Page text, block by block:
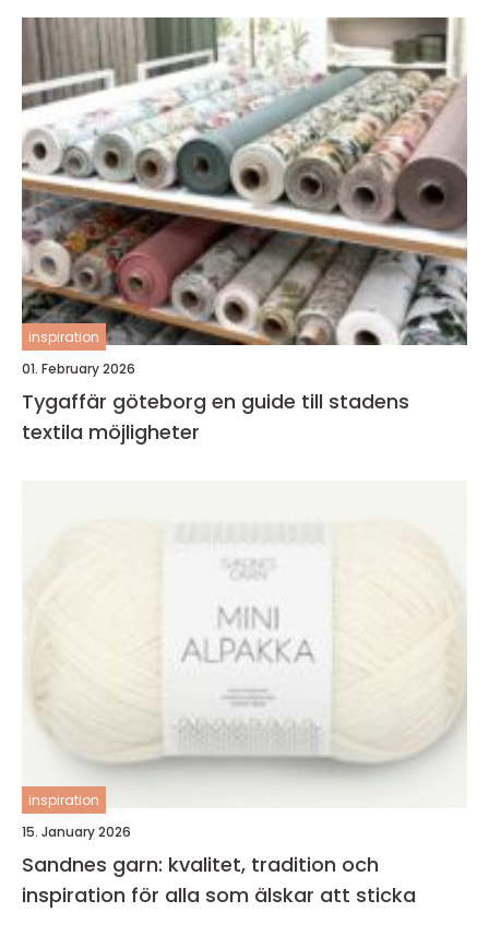
inspiration
01. February 2026
Tygaffär göteborg en guide till stadens
textila möjligheter
inspiration
15. January 2026
Sandnes garn: kvalitet, tradition och
inspiration för alla som älskar att sticka